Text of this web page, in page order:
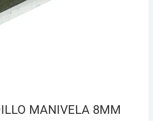
MANIVELA 8MM
virtual de Ferretería El Arroyo.
y te ayudo a encontrarlo,